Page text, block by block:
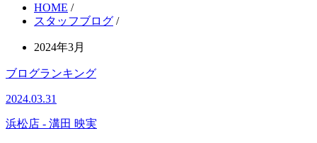
HOME /
スタッフブログ /
2024年3月
ブログランキング
2024.03.31
浜松店 - 溝田 映実